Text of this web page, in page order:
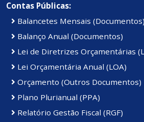
Contas Públicas:
Balancetes Mensais (Documentos)
Balanço Anual (Documentos)
Lei de Diretrizes Orçamentárias
Lei Orçamentária Anual (LOA)
Orçamento (Outros Documentos)
Plano Plurianual (PPA)
Relatório Gestão Fiscal (RGF)